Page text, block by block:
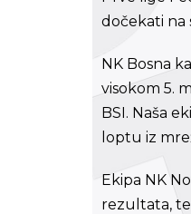
dočekati na
NK Bosna
visokom 5.
BSI. Naša
loptu iz
Ekipa NK
rezultata,